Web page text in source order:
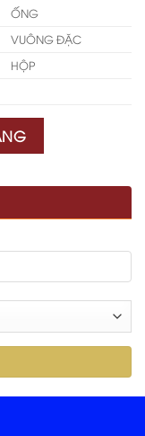
ỐNG
VUÔNG ĐẶC
HỘP